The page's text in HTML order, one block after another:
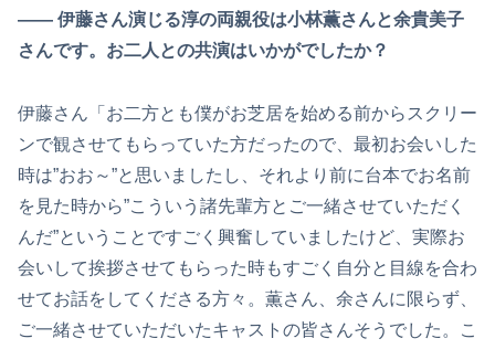
―― 伊藤さん演じる淳の両親役は小林薫さんと余貴美子
さんです。お二人との共演はいかがでしたか？
伊藤さん「お二方とも僕がお芝居を始める前からスクリー
ンで観させてもらっていた方だったので、最初お会いした
時は”おお～”と思いましたし、それより前に台本でお名前
を見た時から”こういう諸先輩方とご一緒させていただく
んだ”ということですごく興奮していましたけど、実際お
会いして挨拶させてもらった時もすごく自分と目線を合わ
せてお話をしてくださる方々。薫さん、余さんに限らず、
ご一緒させていただいたキャストの皆さんそうでした。こ